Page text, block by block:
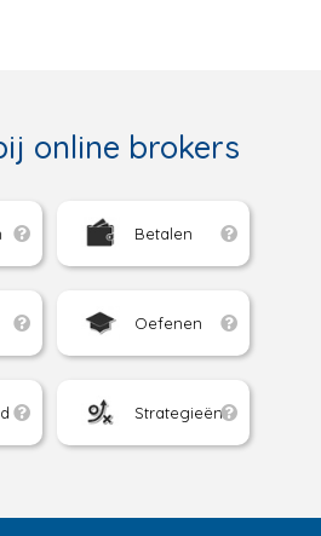
online brokers
Betalen
Oefenen
Strategieën